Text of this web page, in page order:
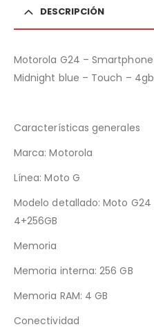
DESCRIPCIÓN
Motorola G24 –
Midnight blue – Touch – 4gb
Características generales
Marca: Motorola
Línea: Moto G
Modelo detallado: Moto
4+256GB
Memoria
Memoria interna: 256 GB
Memoria RAM: 4 GB
Conectividad